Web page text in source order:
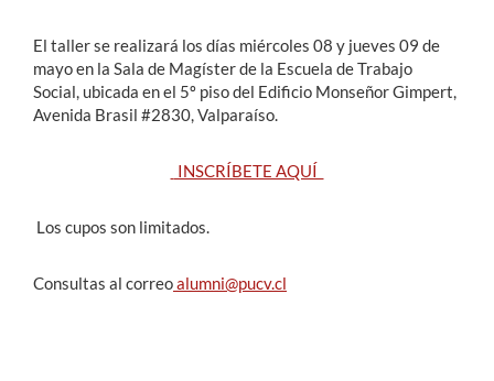
El taller se realizará los días miércoles 08 y jueves 09 de
mayo en la Sala de Magíster de la Escuela de Trabajo
Social, ubicada en el 5º piso del Edificio Monseñor Gimpert,
Avenida Brasil #2830, Valparaíso.
INSCRÍBETE AQUÍ
Los cupos son limitados.
Consultas al correoalumni@pucv.cl